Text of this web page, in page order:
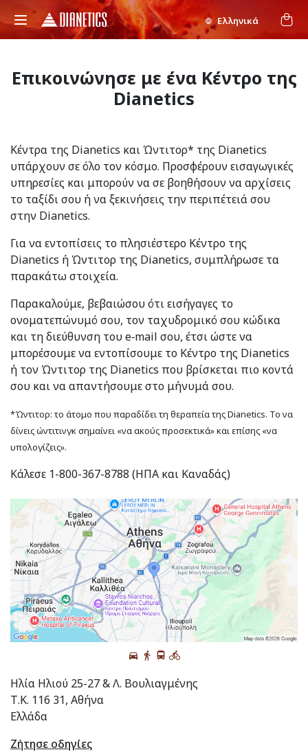
Ελληνικά
Επικοινώνησε με ένα Κέντρο της
Dianetics
Κέντρα της Dianetics και Ώντιτορ* της Dianetics
υπάρχουν σε όλο τον κόσμο. Προσφέρουν εισαγωγικές
υπηρεσίες και μπορούν να σε βοηθήσουν να αρχίσεις
το ταξίδι σου ή να ξεκινήσεις την περιπέτειά σου
στην Dianetics.
Για να εντοπίσεις το πλησιέστερο Κέντρο της
Dianetics ή Ώντιτορ της Dianetics, συμπλήρωσε τα
παρακάτω στοιχεία.
Παρακαλούμε, βεβαιώσου ότι εισήγαγες το
ονοματεπώνυμό σου, τον ταχυδρομικό σου κώδικα
και τη διεύθυνση του e‑mail σου, έτσι ώστε να
μπορέσουμε να εντοπίσουμε το Κέντρο της Dianetics
ή τον Ώντιτορ της Dianetics που βρίσκεται πιο κοντά
σου και να απαντήσουμε στο μήνυμά σου.
*Ώντιτορ: το άτομο που παραδίδει τη θεραπεία της Dianetics. Το να
δίνεις ώντιτινγκ σημαίνει «να ακούς προσεκτικά» και επίσης «να
υπολογίζεις».
Κάλεσε 1-800-367-8788 (ΗΠΑ και Καναδάς)
Ηλία Ηλιού 25-27 & Λ. Βουλιαγμένης
Τ.Κ. 116 31, Αθήνα
Ελλάδα
Ζήτησε οδηγίες